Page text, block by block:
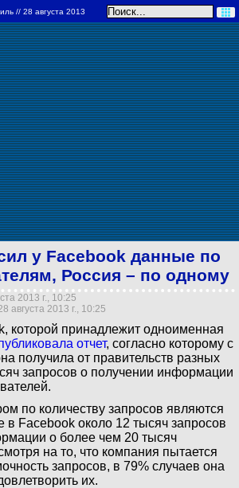
// 28 августа 2013
у Facebook данные по
Россия – по одному
2013 г., 10:25
августа 2013 г., 10:25
которой принадлежит одноименная
отчет, согласно которому с
получила от правительств разных
запросов о получении информации
по количеству запросов являются
Facebook около 12 тысяч запросов
о более чем 20 тысяч
на то, что компания пытается
запросов, в 79% случаев она
их.